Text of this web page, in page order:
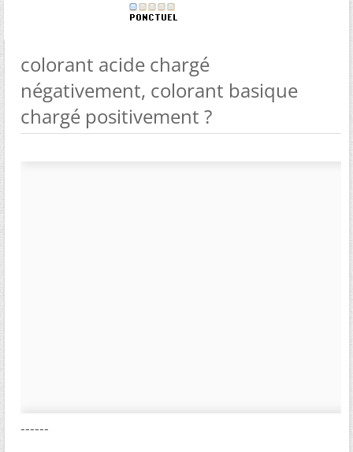
colorant acide chargé
négativement, colorant basique
chargé positivement ?
------